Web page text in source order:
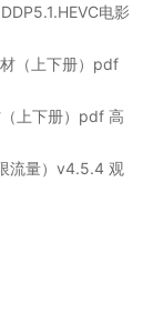
电影
（上下册）pdf
上下册）pdf 高
流量）v4.5.4 观